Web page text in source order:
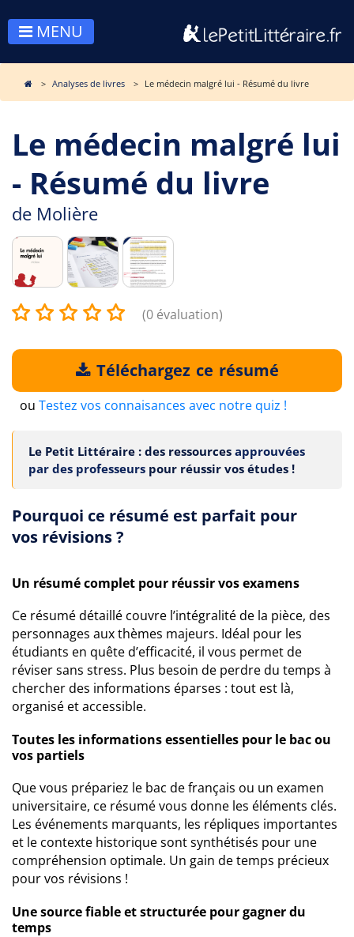
MENU
Analyses de livres Le médecin malgré lui - Résumé du livre
Le médecin malgré lui
- Résumé du livre
de Molière
(0 évaluation)
Téléchargez ce résumé
ou Testez vos connaisances avec notre quiz !
Le Petit Littéraire : des ressources approuvées
par des professeurs pour réussir vos études !
Pourquoi ce résumé est parfait pour
vos révisions ?
Un résumé complet pour réussir vos examens
Ce résumé détaillé couvre l’intégralité de la pièce, des
personnages aux thèmes majeurs. Idéal pour les
étudiants en quête d’efficacité, il vous permet de
réviser sans stress. Plus besoin de perdre du temps à
chercher des informations éparses : tout est là,
organisé et accessible.
Toutes les informations essentielles pour le bac ou
vos partiels
Que vous prépariez le bac de français ou un examen
universitaire, ce résumé vous donne les éléments clés.
Les événements marquants, les répliques importantes
et le contexte historique sont synthétisés pour une
compréhension optimale. Un gain de temps précieux
pour vos révisions !
Une source fiable et structurée pour gagner du
temps